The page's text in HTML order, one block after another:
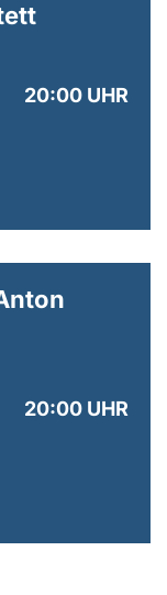
20:00 UHR
20:00 UHR